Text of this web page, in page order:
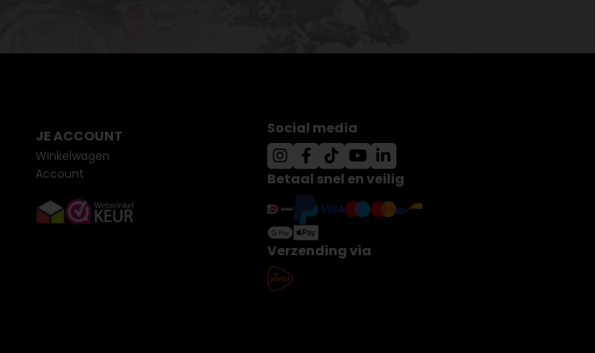
JE ACCOUNT
Winkelwagen
Account
Social media
Betaal snel en veilig
Verzending via